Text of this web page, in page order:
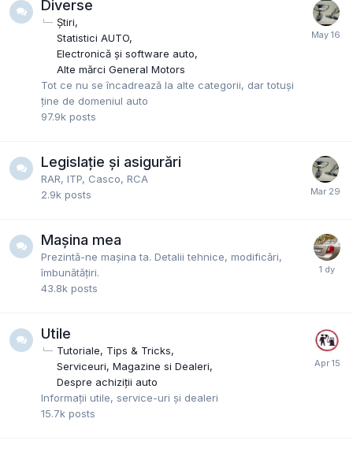
Diverse
Știri
Statistici AUTO
Electronică și software auto
Alte mărci General Motors
Tot ce nu se încadrează la alte categorii, dar totuși
ține de domeniul auto
97.9k posts
Legislație și asigurări
RAR, ITP, Casco, RCA
2.9k posts
Mașina mea
Prezintă-ne mașina ta. Detalii tehnice, modificări,
îmbunătățiri.
43.8k posts
Utile
Tutoriale, Tips & Tricks
Serviceuri, Magazine si Dealeri
Despre achiziții auto
Informații utile, service-uri și dealeri
15.7k posts